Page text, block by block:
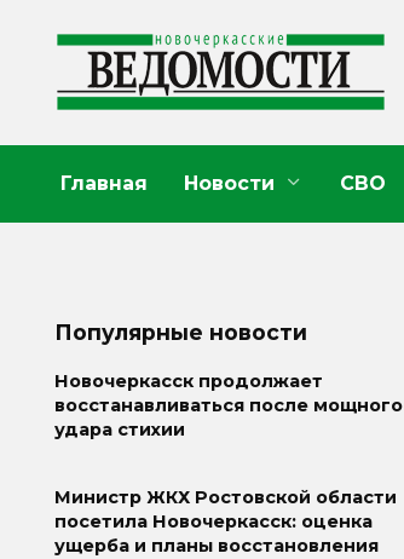
содержанию
Главная Новости СВО
Популярные новости
Новочеркасск продолжает
восстанавливаться после мощного
удара стихии
Министр ЖКХ Ростовской области
посетила Новочеркасск: оценка
ущерба и планы восстановления